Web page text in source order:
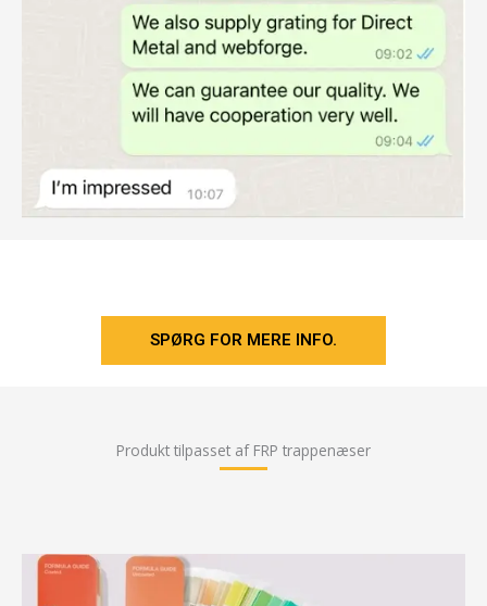
SPØRG FOR MERE INFO.
Produkt tilpasset af FRP trappenæser